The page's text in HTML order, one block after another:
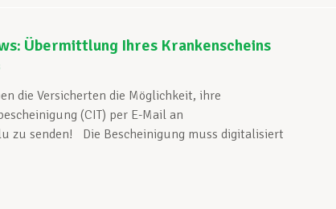
Übermittlung Ihres Krankenscheins
die Versicherten die Möglichkeit, ihre
(CIT) per E-Mail an
zu senden! Die Bescheinigung muss digitalisiert